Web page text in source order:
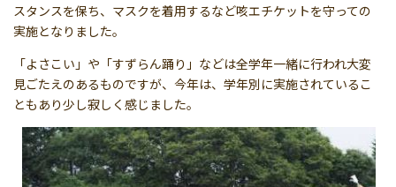
スタンスを保ち、マスクを着用するなど咳エチケットを守っての
実施となりました。
「よさこい」や「すずらん踊り」などは全学年一緒に行われ大変
見ごたえのあるものですが、今年は、学年別に実施されているこ
ともあり少し寂しく感じました。